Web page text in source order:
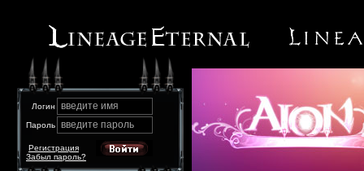
Логин введите имя
Пароль введите пароль
Забыл пароль?
Регистрация